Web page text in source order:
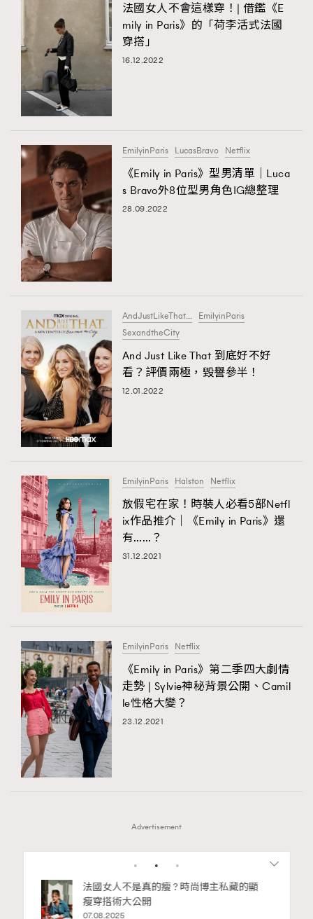
法國女人不會這樣穿！| 借鑑《E
mily in Paris》的「荷李活式法國
穿搭」
16.12.2022
EmilyinParis LucasBravo Netflix
《Emily in Paris》型男清單｜Luca
s Bravo外8位型男角色IG總整理
28.09.2022
AndJustLikeThat... EmilyinParis
SexandtheCity
And Just Like That 到底好不好
看？評價兩極，毀譽參半！
12.01.2022
EmilyinParis Halston Netflix
放假宅在家！時裝人必看5部Netfl
ix作品推介｜《Emily in Paris》還
有……？
31.12.2021
EmilyinParis Netflix
《Emily in Paris》第二季四大劇情
走勢 | Sylvie神秘背景公開、Camil
le性格大變？
23.12.2021
Advertisement
1 2
別再用酒精消毒皮革！6個清潔手袋小技
巧，讓你更愛惜你的手袋
02.06.2025